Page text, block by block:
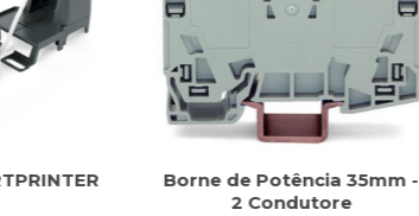
Borne de Potência 35mm -
2 Condutore